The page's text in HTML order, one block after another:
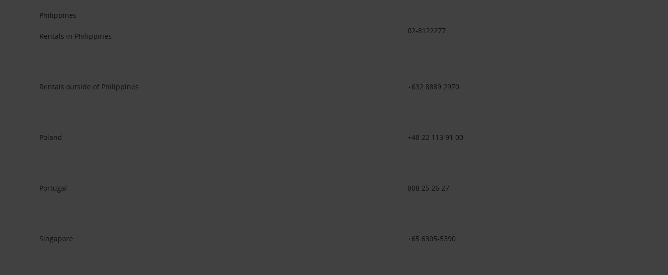
Philippines
Rentals in Philippines
02-8122277
Rentals outside of Philippines +632 8889 2970
Poland +48 22 113 91 00
Portugal 808 25 26 27
Singapore +65 6305-5390